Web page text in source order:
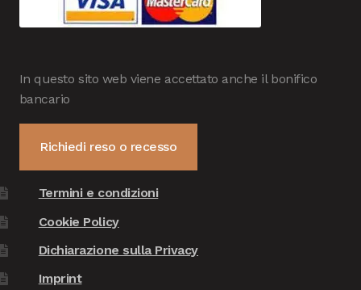
In questo sito web viene accettato anche il bonifico
bancario
Richiedi reso o recesso
Termini e condizioni
Cookie Policy
Dichiarazione sulla Privacy
Imprint